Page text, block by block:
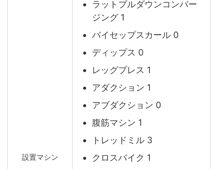
設置マシン
ラットプルダウンコンバー
ジング 1
バイセップスカール 0
ディップス 0
レッグプレス 1
アダクション 1
アブダクション 0
腹筋マシン 1
トレッドミル 3
クロスバイク 1